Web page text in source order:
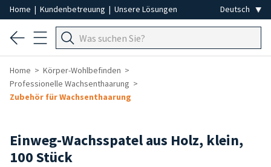
Home | Kundenbetreuung | Unsere Lösungen
Home
Körper-Wohlbefinden
Professionelle Wachsenthaarung
Zubehör für Wachsenthaarung
Einweg-Wachsspatel aus Holz, klein,
100 Stück